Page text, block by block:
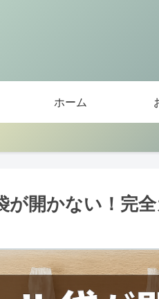
ホーム
が開かない！完